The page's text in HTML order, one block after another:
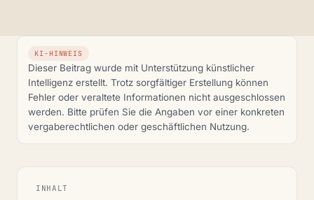
KI-HINWEIS
Dieser Beitrag wurde mit Unterstützung künstlicher
Intelligenz erstellt. Trotz sorgfältiger Erstellung können
Fehler oder veraltete Informationen nicht ausgeschlossen
werden. Bitte prüfen Sie die Angaben vor einer konkreten
vergaberechtlichen oder geschäftlichen Nutzung.
INHALT